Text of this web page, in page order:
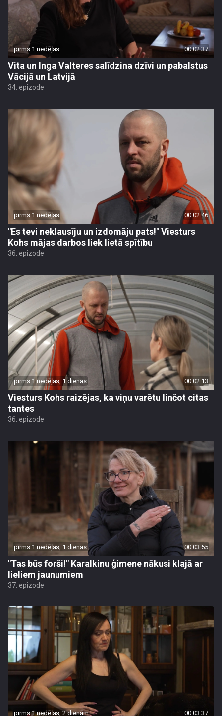
pirms 1 nedēļas 00:02:37
Vita un Inga Valteres salīdzina dzīvi un pabalstus
Vācijā un Latvijā
34. epizode
pirms 1 nedēļas 00:02:46
"Es tevi neklausīju un izdomāju pats!" Viesturs
Kohs mājas darbos liek lietā spītību
36. epizode
pirms 1 nedēļas, 1 dienas 00:02:13
Viesturs Kohs raizējas, ka viņu varētu linčot citas
tantes
36. epizode
pirms 1 nedēļas, 1 dienas 00:03:55
"Tas būs forši!" Karalkinu ģimene nākusi klajā ar
lieliem jaunumiem
37. epizode
pirms 1 nedēļas, 2 dienām 00:03:37